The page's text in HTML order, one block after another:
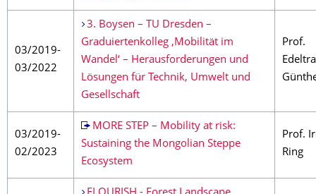
03/2019-
03/2022
3. Boysen – TU Dresden –
Graduiertenkolleg ‚Mobilität im
Wandel‘ – Herausforderungen und
Lösungen für Technik, Umwelt und
Gesellschaft
Prof.
03/2019-
02/2023
MORE STEP – Mobility at risk:
Sustaining the Mongolian Steppe
Ecosystem
Prof.
Ring